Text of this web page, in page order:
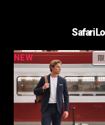
Safari
NEW